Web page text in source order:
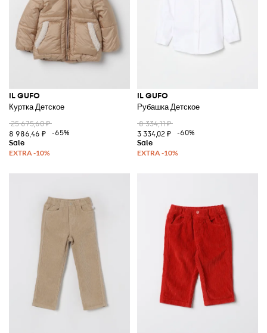
IL GUFO
Куртка Детское
25 675,60 ₽
8 986,46 ₽
-65%
IL GUFO
Рубашка Детское
8 334,11 ₽
3 334,02 ₽
-60%